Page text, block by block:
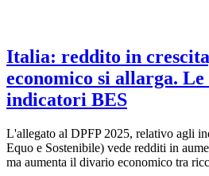
Italia: reddito in
economico si allarga.
indicatori BES
L'allegato al DPFP 2025, relativo agli
Equo e Sostenibile) vede redditi in
ma aumenta il divario economico tra